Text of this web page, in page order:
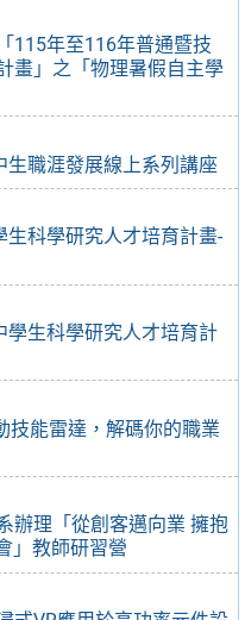
115年至116年普通暨技
畫」之「物理暑假自主學
生職涯發展線上系列講座
生科學研究人才培育計畫-
學生科學研究人才培育計
技能雷達，解碼你的職業
辦理「從創客邁向業 擁抱
」教師研習營